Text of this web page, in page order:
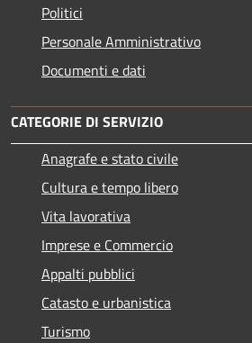
Politici
Personale Amministrativo
Documenti e dati
CATEGORIE DI SERVIZIO
Anagrafe e stato civile
Cultura e tempo libero
Vita lavorativa
Imprese e Commercio
Appalti pubblici
Catasto e urbanistica
Turismo